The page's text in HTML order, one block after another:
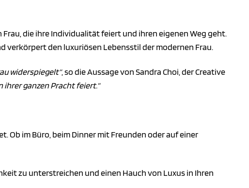
die ihre Individualität feiert und ihren eigenen Weg geht.
verkörpert den luxuriösen Lebensstil der modernen Frau.
widerspiegelt“, so die Aussage von Sandra Choi, der Creative
ihrer ganzen Pracht feiert.“
Ob im Büro, beim Dinner mit Freunden oder auf einer
zu unterstreichen und einen Hauch von Luxus in Ihren